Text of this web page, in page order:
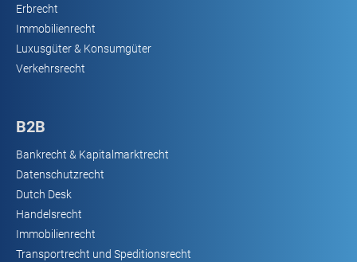
Erbrecht
Immobilienrecht
Luxusgüter & Konsumgüter
Verkehrsrecht
B2B
Bankrecht & Kapitalmarktrecht
Datenschutzrecht
Dutch Desk
Handelsrecht
Immobilienrecht
Transportrecht und Speditionsrecht